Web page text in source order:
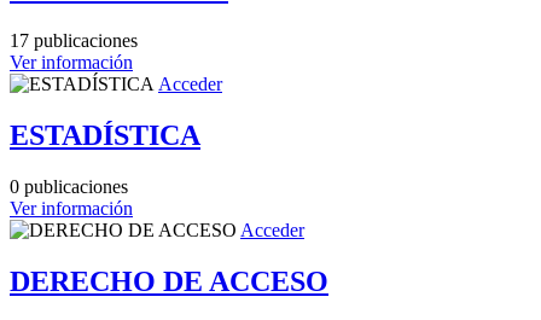
17 publicaciones
Ver información
Acceder
ESTADÍSTICA
0 publicaciones
Ver información
Acceder
DERECHO DE ACCESO